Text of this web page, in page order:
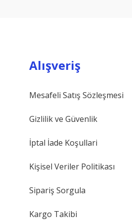
Alışveriş
Mesafeli Satış Sözleşmesi
Gizlilik ve Güvenlik
İptal İade Koşullari
Kişisel Veriler Politikası
Sipariş Sorgula
Kargo Takibi